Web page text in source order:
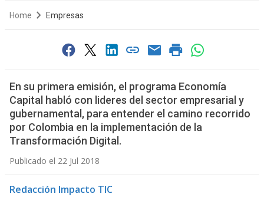
Home Empresas
En su primera emisión, el programa Economía
Capital habló con lideres del sector empresarial y
gubernamental, para entender el camino recorrido
por Colombia en la implementación de la
Transformación Digital.
Publicado el 22 Jul 2018
Redacción Impacto TIC